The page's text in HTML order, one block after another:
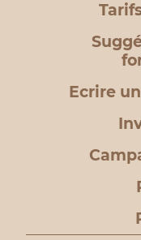
Ecrire